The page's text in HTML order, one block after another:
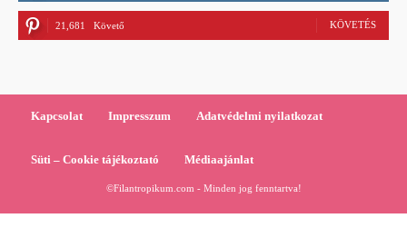
21,681 Követő KÖVETÉS
Kapcsolat Impresszum Adatvédelmi nyilatkozat
Süti – Cookie tájékoztató Médiaajánlat
©Filantropikum.com - Minden jog fenntartva!